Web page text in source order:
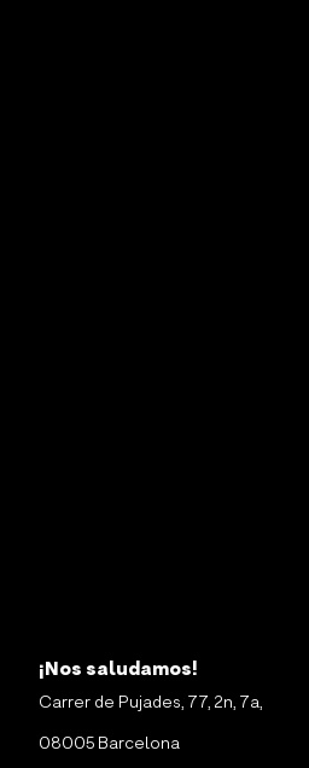
¡Nos saludamos!
Carrer de Pujades, 77, 2n, 7a,
08005 Barcelona